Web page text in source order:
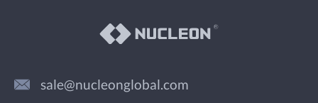
sale@nucleonglobal.com